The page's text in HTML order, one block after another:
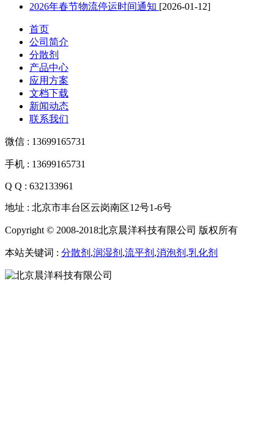
2026年春节物流停运时间通知 [2026-01-12]
首页
公司简介
分散剂
产品中心
应用方案
文档下载
新闻动态
联系我们
微信 : 13699165731
手机 : 13699165731
Q Q : 632133961
地址 : 北京市丰台区云岗南区12号1-6号
Copyright © 2008-2018北京晨洋科技有限公司 版权所有
本站关键词 : 分散剂 ,润湿剂 ,流平剂 ,消泡剂 ,乳化剂